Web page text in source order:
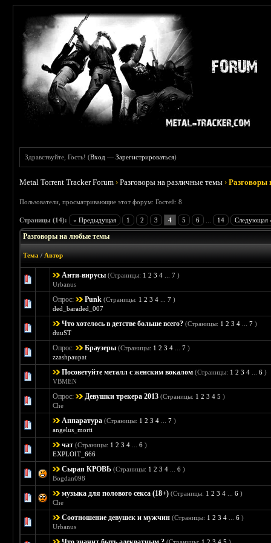
Здравствуйте, Гость! (Вход —Зарегистрироваться)
Metal Torrent Tracker Forum ›Разговоры на различные темы ›Разговоры
Пользователи, просматривающие этот форум: Гостей: 8
Страницы (14): « Предыдущая 1 2 3 4 5 6 14 Следующая
Разговоры на любые темы
Тема / Автор
Анти-вирусы (Страницы: 1 2 3 4 ...7 )
Urbanus
Голосов: 3 - Средняя оценка: 5 из 5
12345
Опрос: Punk (Страницы: 1 2 3 4 ...7 )
ded_baraded_007
Голосов: 0 - Средняя оценка: 0 из 5
12345
Что хотелось в детстве больше всего? (Страницы: 1 2 3 4 ...7 )
duuST
Голосов: 1 - Средняя оценка: 4 из 5
12345
Опрос: Браузеры (Страницы: 1 2 3 4 ...7 )
zzashpaupat
Голосов: 1 - Средняя оценка: 5 из 5
1 2345
Посоветуйте металл с женским вокалом (Страницы: 1 2 3 4 ...6 )
VBMEN
Голосов: 1 - Средняя оценка: 3 из 5
12345
Опрос: Девушки трекера 2013 (Страницы: 1 2 3 4 5 )
Che
Голосов: 3 - Средняя оценка: 5 из 5
1 2345
Аппаратура (Страницы: 1 2 3 4 ...7 )
angelus_morti
Голосов: 2 - Средняя оценка: 2.5 из 5
12345
чат (Страницы: 1 2 3 4 ...6 )
EXPLOIT_666
Голосов: 1 - Средняя оценка: 5 из 5
1 2 3 4 5
Сырая КРОВЬ (Страницы: 1 2 3 4 ...6 )
Bogdan098
Голосов: 2 - Средняя оценка: 3 из 5
12345
музыка для полового секса (18+) (Страницы: 1 2 3 4 ...6 )
Che
Голосов: 2 - Средняя оценка: 5 из 5
12345
Соотношение девушек и мужчин (Страницы: 1 2 3 4 ...6 )
Urbanus
Голосов: 2 - Средняя оценка: 3.5 из 5
12 345